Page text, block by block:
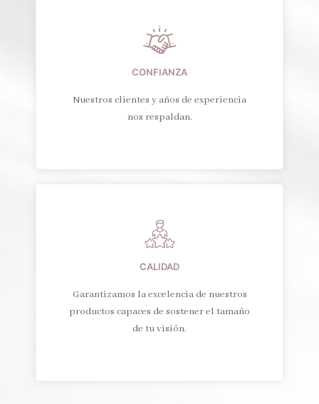
CONFIANZA
Nuestros clientes y años de experiencia
nos respaldan.
CALIDAD
Garantizamos la excelencia de nuestros
productos capaces de sostener el tamaño
de tu visión.